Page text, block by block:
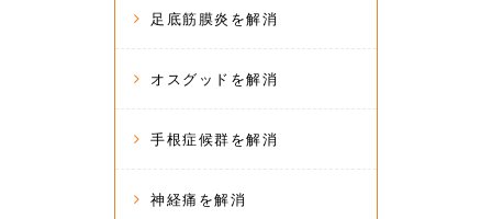
足底筋膜炎を解消
オスグッドを解消
手根症候群を解消
神経痛を解消